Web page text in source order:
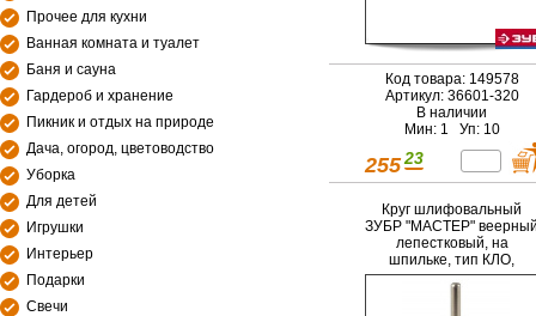
Прочее для кухни
Ванная комната и туалет
Баня и сауна
Гардероб и хранение
Пикник и отдых на природе
Дача, огород, цветоводство
Уборка
Для детей
Игрушки
Интерьер
Подарки
Свечи
Код товара: 149578
Артикул: 36601-320
В наличии
Мин: 1 Уп: 10
255 23
Круг шлифовальный
ЗУБР "МАСТЕР"
лепестковый, на
шпильке, тип КЛО,
зерно-электрокорунд
нормальный, P120,